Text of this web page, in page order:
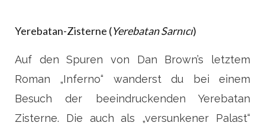
Yerebatan-Zisterne (Yerebatan Sarnıcı)
Auf den Spuren von Dan Brown’s letztem
Roman „Inferno“ wanderst du bei einem
Besuch der beeindruckenden Yerebatan
Zisterne. Die auch als „versunkener Palast“